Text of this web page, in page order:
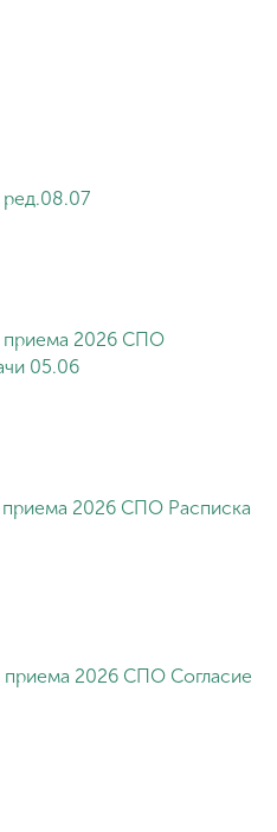
приема 2026 СПО
05.06
2026 СПО Расписка
2026 СПО Согласие